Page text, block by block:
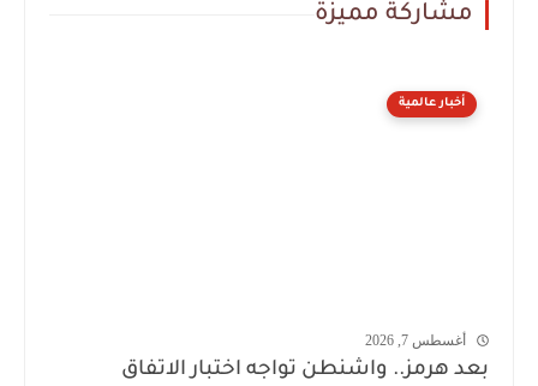
مشاركة مميزة
أخبار عالمية
أغسطس 7, 2026
بعد هرمز.. واشنطن تواجه اختبار الاتفاق